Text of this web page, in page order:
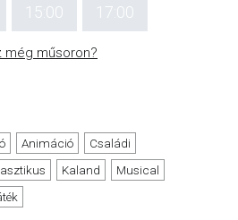
15:00 17:00
még műsoron?
Animáció
Családi
Kaland
Musical